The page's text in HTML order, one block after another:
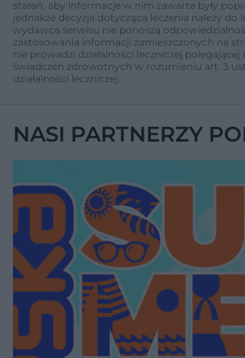
starań, aby informacje w nim zawarte były
jednakże decyzja dotycząca leczenia należy do
wydawca serwisu nie ponoszą
zastosowania informacji zamieszczonych na
nie prowadzi działalności leczniczej polegającej
świadczeń zdrowotnych w rozumieniu art. 3
działalności leczniczej.
NASI PARTNERZY